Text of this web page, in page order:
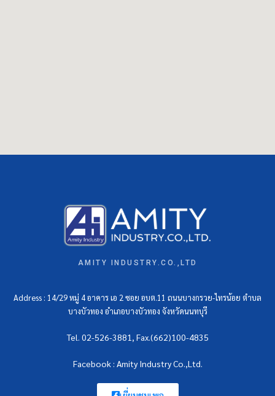
AMITY INDUSTRY.CO.,LTD
Address : 14/29 หมู่ 4 อาคาร เอ 2 ซอย อบต.11 ถนนบางกรวย-ไทรน้อย ตำบล
บางบัวทอง อำเภอบางบัวทอง จังหวัดนนทบุรี
Tel. 02-526-3881, Fax.(662)100-4835
Facebook : Amity Industry Co.,Ltd.